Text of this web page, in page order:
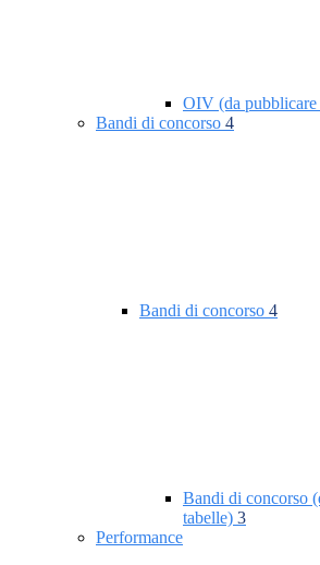
OIV (da pubblicare
Bandi di concorso 4
Bandi di concorso 4
Bandi di concorso
tabelle) 3
Performance